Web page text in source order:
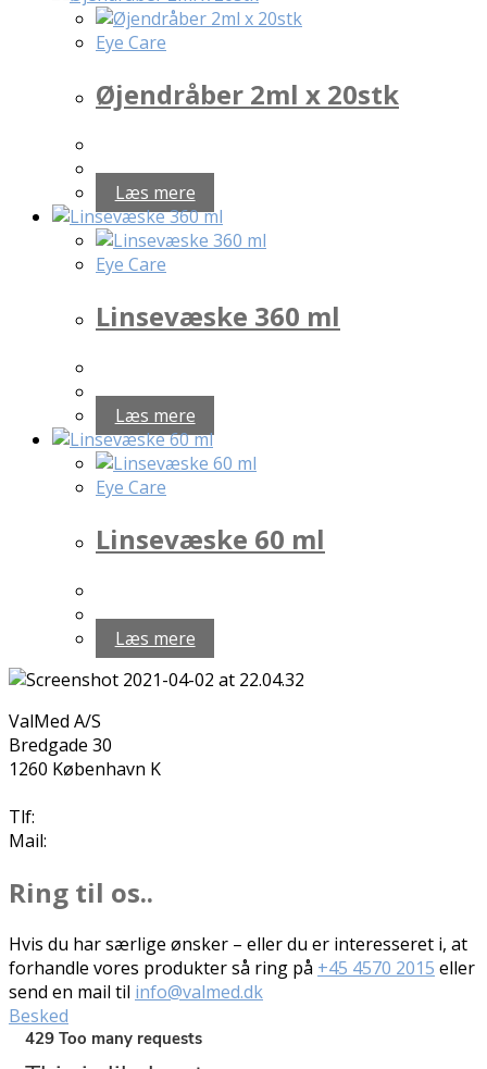
Eye Care
Øjendråber 2ml x 20stk
Læs mere
Eye Care
Linsevæske 360 ml
Læs mere
Eye Care
Linsevæske 60 ml
Læs mere
ValMed A/S
Bredgade 30
1260 København K
Tlf:
Mail:
Ring til os..
Hvis du har særlige ønsker – eller du er interesseret i, at
forhandle vores produkter så ring på +45 4570 2015 eller
send en mail til info@valmed.dk
Besked